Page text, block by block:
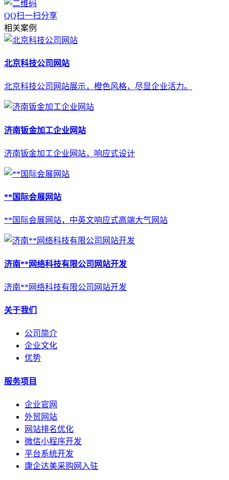
QQ扫一扫分享
相关案例
北京科技公司网站
北京科技公司网站展示，橙色风格，尽显企业活力。
济南钣金加工企业网站
济南钣金加工企业网站，响应式设计
**国际会展网站
**国际会展网站，中英文响应式高端大气网站
济南**网络科技有限公司网站开发
济南**网络科技有限公司网站开发
关于我们
公司简介
企业文化
优势
服务项目
企业官网
外贸网站
网站排名优化
微信小程序开发
平台系统开发
康企达美采购网入驻